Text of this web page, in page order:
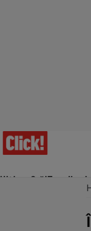
Ultima Oră!Trending